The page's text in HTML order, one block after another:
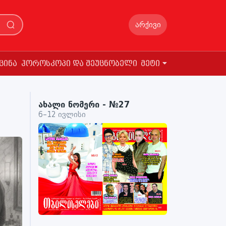
არქივი
ჰოროსკოპი და შეუცნობელი მეტი
ახალი ნომერი - №27
6–12 ივლისი